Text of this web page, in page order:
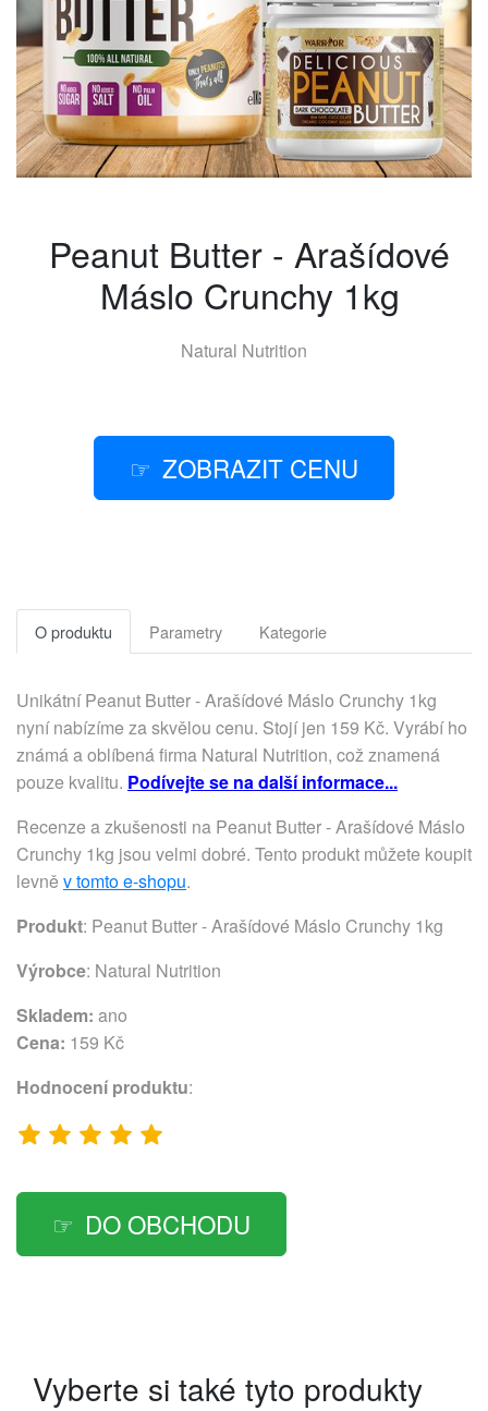
Peanut Butter - Arašídové
Máslo Crunchy 1kg
Natural Nutrition
ZOBRAZIT CENU
O produktu Parametry Kategorie
Unikátní Peanut Butter - Arašídové Máslo Crunchy 1kg
nyní nabízíme za skvělou cenu. Stojí jen 159 Kč. Vyrábí ho
známá a oblíbená firma Natural Nutrition, což znamená
pouze kvalitu. Podívejte se na další informace...
Recenze a zkušenosti na Peanut Butter - Arašídové Máslo
Crunchy 1kg jsou velmi dobré. Tento produkt můžete koupit
levně v tomto e-shopu.
Produkt: Peanut Butter - Arašídové Máslo Crunchy 1kg
Výrobce: Natural Nutrition
Skladem: ano
Cena: 159 Kč
Hodnocení produktu:
DO OBCHODU
Vyberte si také tyto produkty